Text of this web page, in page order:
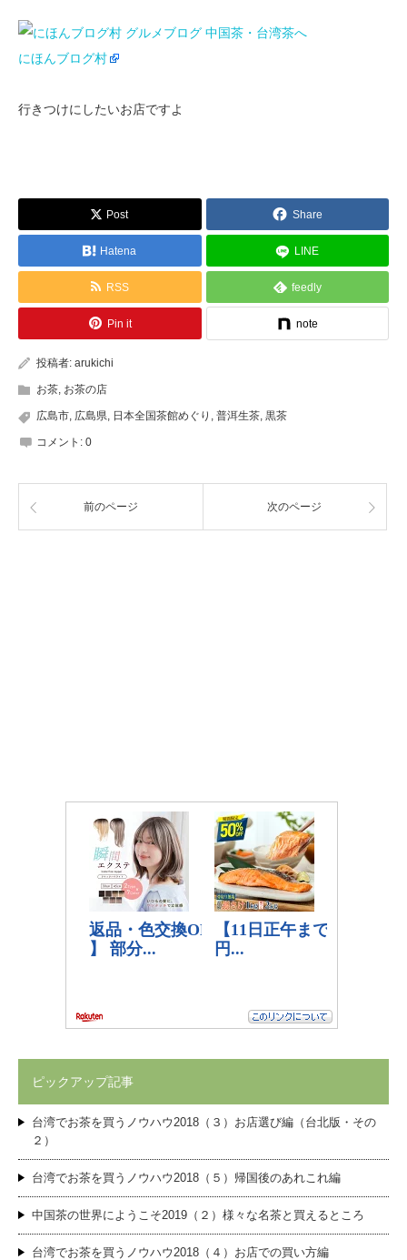
にほんブログ村
行きつけにしたいお店ですよ
Post Share
Hatena LINE
RSS feedly
Pin it note
投稿者: arukichi
お茶 お茶の店
広島市 広島県 日本全国茶館めぐり 普洱生茶 黒茶
コメント: 0
前のページ 次のページ
ピックアップ記事
台湾でお茶を買うノウハウ2018（３）お店選び編（台北版・その
２）
台湾でお茶を買うノウハウ2018（５）帰国後のあれこれ編
中国茶の世界にようこそ2019（２）様々な名茶と買えるところ
台湾でお茶を買うノウハウ2018（４）お店での買い方編